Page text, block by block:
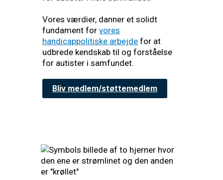
Vores værdier, danner et solidt
fundament forvores
handicappolitiske arbejde for at
udbrede kendskab til og forståelse
for autister i samfundet.
Bliv medlem/støttemedlem